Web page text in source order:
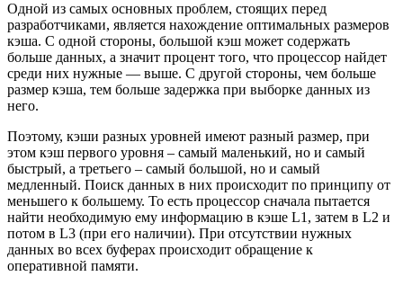
Одной из самых основных проблем, стоящих перед
разработчиками, является нахождение оптимальных размеров
кэша. С одной стороны, большой кэш может содержать
больше данных, а значит процент того, что процессор найдет
среди них нужные — выше. С другой стороны, чем больше
размер кэша, тем больше задержка при выборке данных из
него.
Поэтому, кэши разных уровней имеют разный размер, при
этом кэш первого уровня – самый маленький, но и самый
быстрый, а третьего – самый большой, но и самый
медленный. Поиск данных в них происходит по принципу от
меньшего к большему. То есть процессор сначала пытается
найти необходимую ему информацию в кэше L1, затем в L2 и
потом в L3 (при его наличии). При отсутствии нужных
данных во всех буферах происходит обращение к
оперативной памяти.